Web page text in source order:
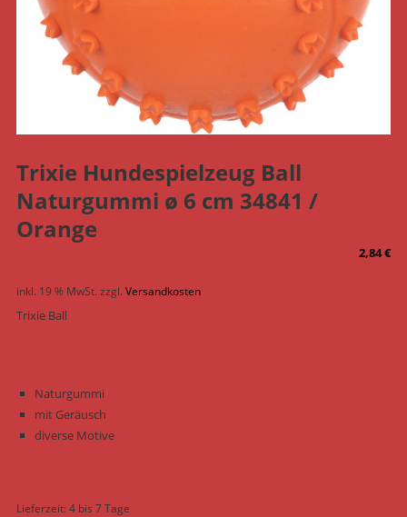
Trixie Hundespielzeug Ball
Naturgummi ø 6 cm 34841 /
Orange
2,84€
inkl. 19 % MwSt. zzgl. Versandkosten
Trixie Ball
Naturgummi
mit Geräusch
diverse Motive
Lieferzeit:4 bis 7 Tage